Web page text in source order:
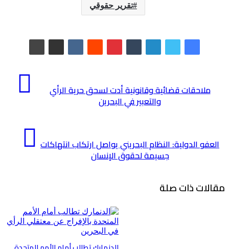
تقرير حقوقي
ملاحقات قضائية وقانونية أدت لسحق حرية الرأي
والتعبير في البحرين
العفو الدولية: النظام البحريني يواصل ارتكاب انتهاكات
جسيمة لحقوق الإنسان
مقالات ذات صلة